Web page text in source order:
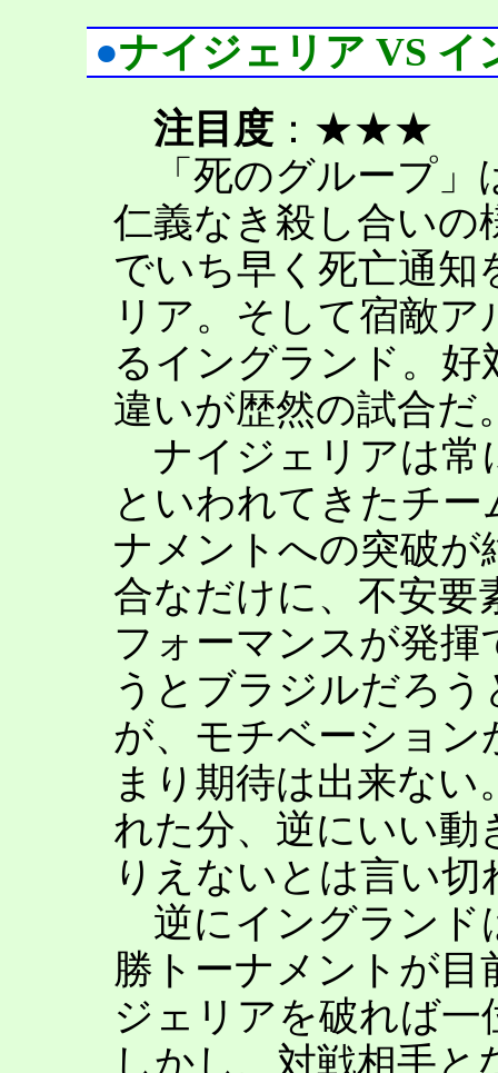
●ナイジェリア VS イ
注目度：★★★
「死のグループ」
仁義なき殺し合いの
でいち早く死亡通
リア。そして宿敵
るイングランド。好
違いが歴然の試合だ
ナイジェリアは常
といわれてきたチ
ナメントへの突破が
合なだけに、不安要
フォーマンスが発
うとブラジルだろ
が、モチベーショ
まり期待は出来な
れた分、逆にいい
りえないとは言い切
逆にイングランド
勝トーナメントが
ジェリアを破れば一
しかし、対戦相手